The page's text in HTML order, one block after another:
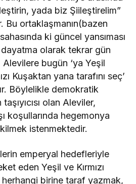
yada biz Şiileştirelim”
Bu ortaklaşmanın(bazen
ki güncel yansıması
olarak tekrar gün
Alevilere bugün ‘ya Yeşil
Kuşaktan yana tarafını seç’
Böylelikle demokratik
olan Aleviler,
koşullarında hegemonya
istenmektedir.
emperyal hedefleriyle
eden Yeşil ve Kırmızı
birine taraf yazmak,